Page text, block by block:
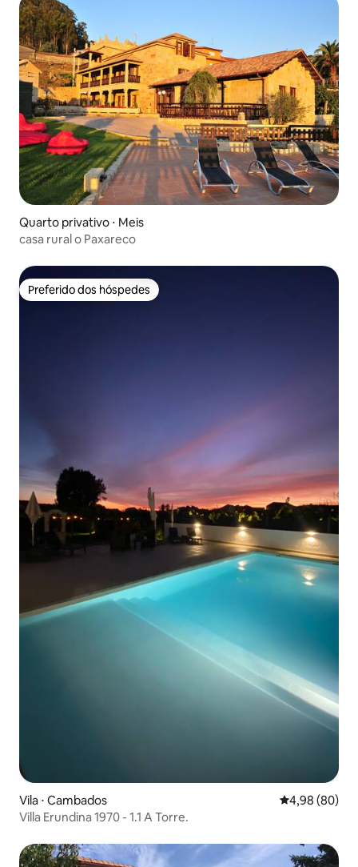
Quarto privativo ⋅ Meis
casa rural o Paxareco
Preferido dos hóspedes
Preferido dos hóspedes
Vila ⋅ Cambados 4,98 de uma
4,98 (80)
Villa Erundina 1970 - 1.1 A Torre.